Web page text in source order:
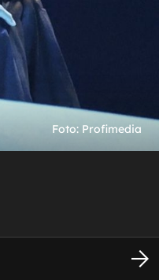
Foto: Profimedia